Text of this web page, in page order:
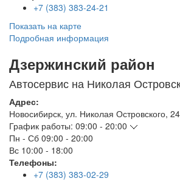
+7 (383) 383-24-21
Показать на карте
Подробная информация
Дзержинский район
Автосервис на Николая
Адрес:
Новосибирск, ул. Николая Островского,
График работы: 09:00 - 20:00
Пн - Сб 09:00 - 20:00
Вс 10:00 - 18:00
Телефоны:
+7 (383) 383-02-29